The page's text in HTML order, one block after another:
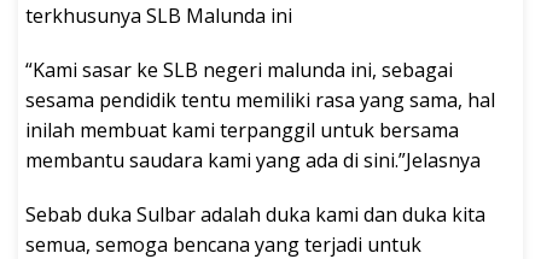
terkhusunya SLB Malunda ini
“Kami sasar ke SLB negeri malunda ini, sebagai
sesama pendidik tentu memiliki rasa yang sama, hal
inilah membuat kami terpanggil untuk bersama
membantu saudara kami yang ada di sini.”Jelasnya
Sebab duka Sulbar adalah duka kami dan duka kita
semua, semoga bencana yang terjadi untuk